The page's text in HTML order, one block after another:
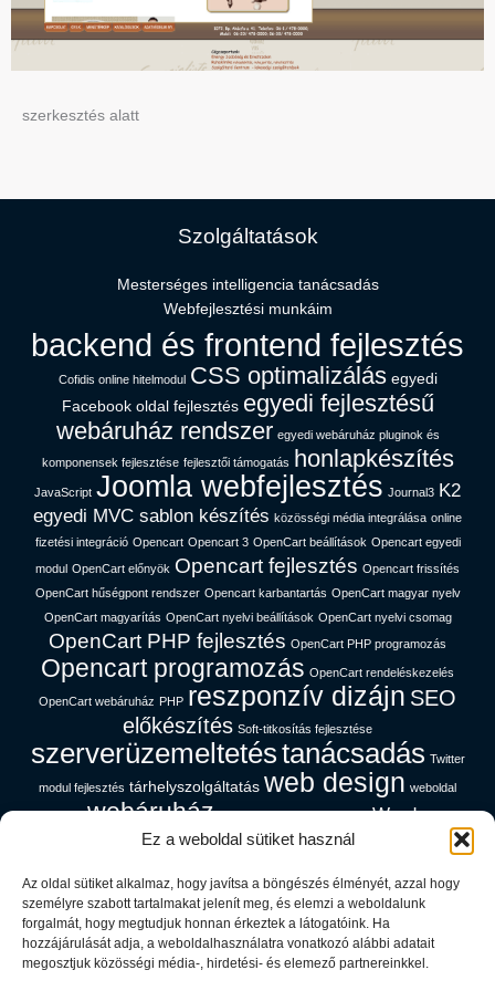
Ez a weboldal sütiket használ
Az oldal sütiket alkalmaz, hogy javítsa a böngészés élményét, azzal hogy
személyre szabott tartalmakat jelenít meg, és elemzi a weboldalunk
forgalmát, hogy megtudjuk honnan érkeztek a látogatóink. Ha
hozzájárulását adja, a weboldalhasználatra vonatkozó alábbi adatait
megosztjuk közösségi média-, hirdetési- és elemező partnereinkkel.
szerkesztés alatt
Szolgáltatások
Mesterséges intelligencia tanácsadás​
Webfejlesztési munkáim
backend és frontend fejlesztés
Cofidis online hitelmodul CSS optimalizálás egyedi
Facebook oldal fejlesztés egyedi fejlesztésű
webáruház rendszer egyedi webáruház pluginok és
komponensek fejlesztése fejlesztői támogatás honlapkészítés
JavaScript Joomla webfejlesztés Journal3 K2
egyedi MVC sablon készítés közösségi média integrálása online
fizetési integráció Opencart Opencart 3 OpenCart beállítások Opencart egyedi
modul OpenCart előnyök Opencart fejlesztés Opencart frissítés
OpenCart hűségpont rendszer Opencart karbantartás OpenCart magyar nyelv
OpenCart magyarítás OpenCart nyelvi beállítások OpenCart nyelvi csomag
OpenCart PHP fejlesztés OpenCart PHP programozás
Opencart programozás OpenCart rendeléskezelés
OpenCart webáruház PHP reszponzív dizájn SEO
előkészítés Soft-titkosítás fejlesztése
szerverüzemeltetéstanácsadás Twitter
modul fejlesztés tárhelyszolgáltatás web design weboldal
webáruház
Wordpress
platform
Cég információk
Adatfeldolgozói Tájékoztató